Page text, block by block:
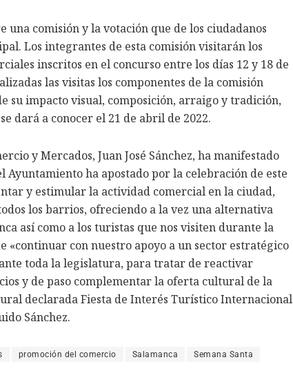
una comisión y la votación que de los ciudadanos
Los integrantes de esta comisión visitarán los
inscritos en el concurso entre los días 12 y 18 de
las visitas los componentes de la comisión
su impacto visual, composición, arraigo y tradición,
dará a conocer el 21 de abril de 2022.
y Mercados, Juan José Sánchez, ha manifestado
ha apostado por la celebración de este
y estimular la actividad comercial en la ciudad,
los barrios, ofreciendo a la vez una alternativa
así como a los turistas que nos visiten durante la
«continuar con nuestro apoyo a un sector estratégico
toda la legislatura, para tratar de reactivar
y de paso complementar la oferta cultural de la
declarada Fiesta de Interés Turístico Internacional
Sánchez.
promoción del comercio Salamanca Semana Santa